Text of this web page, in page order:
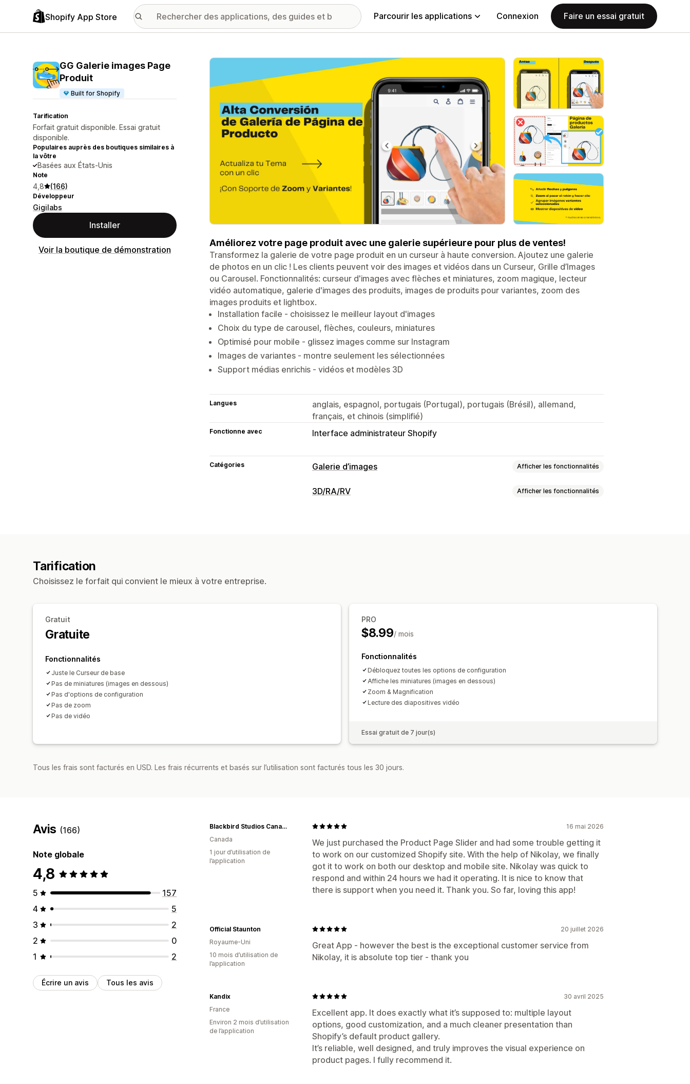
Shopify App Store Parcourir les applications Connexion Faire un essai gratuit
GG Galerie images Page
Produit
Built for Shopify
Tarification
Forfait gratuit disponible. Essai gratuit
disponible.
Populaires auprès des boutiques similaires à
la vôtre
Basées aux États-Unis
Note
4,8 (166)
Développeur
Gigilabs
Installer
Voir la boutique de démonstration
Galerie d’images vedette
Améliorez votre page produit avec une galerie supérieure pour plus de ventes!
Transformez la galerie de votre page produit en un curseur à haute conversion. Ajoutez une galerie
de photos en un clic ! Les clients peuvent voir des images et vidéos dans un Curseur, Grille d’Images
ou Carousel. Fonctionnalités: curseur d'images avec flèches et miniatures, zoom magique, lecteur
vidéo automatique, galerie d'images des produits, images de produits pour variantes, zoom des
images produits et lightbox.
Installation facile - choisissez le meilleur layout d'images
Choix du type de carousel, flèches, couleurs, miniatures
Optimisé pour mobile - glissez images comme sur Instagram
Images de variantes - montre seulement les sélectionnées
Support médias enrichis - vidéos et modèles 3D
Langues
anglais, espagnol, portugais (Portugal), portugais (Brésil), allemand,
français, et chinois (simplifié)
Fonctionne avec Interface administrateur Shopify
Catégories Galerie d’images Afficher les fonctionnalités
Types de galeries
3D/RA/RV Afficher les fonctionnalités
Tarification
Choisissez le forfait qui convient le mieux à votre entreprise.
Gratuit
Gratuite
Fonctionnalités
Juste le Curseur de base
Pas de miniatures (images en dessous)
Pas d'options de configuration
Pas de zoom
Pas de vidéo
PRO
$8.99/ mois
Fonctionnalités
Débloquez toutes les options de configuration
Affiche les miniatures (images en dessous)
Zoom & Magnification
Lecture des diapositives vidéo
Essai gratuit de 7 jour(s)
Tous les frais sont facturés en USD. Les frais récurrents et basés sur l’utilisation sont facturés tous les 30 jours.
Avis (166)
Note globale
4,8
5
157
4
5
3
2
2
0
1
2
Écrire un avis Tous les avis
16 mai 2026
We just purchased the Product Page Slider and had some trouble getting it
to work on our customized Shopify site. With the help of Nikolay, we finally
got it to work on both our desktop and mobile site. Nikolay was quick to
respond and within 24 hours we had it operating. It is nice to know that
there is support when you need it. Thank you. So far, loving this app!
Blackbird Studios Canada
Canada
1 jour d’utilisation de
l’application
20 juillet 2026
Great App - however the best is the exceptional customer service from
Nikolay, it is absolute top tier - thank you
Official Staunton
Royaume-Uni
10 mois d’utilisation de
l’application
30 avril 2025
Excellent app. It does exactly what it’s supposed to: multiple layout
options, good customization, and a much cleaner presentation than
Shopify’s default product gallery.
It’s reliable, well designed, and truly improves the visual experience on
product pages. I fully recommend it.
Kandix
France
Environ 2 mois d’utilisation
de l’application